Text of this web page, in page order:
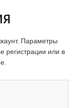
Параметры
регистрации или в